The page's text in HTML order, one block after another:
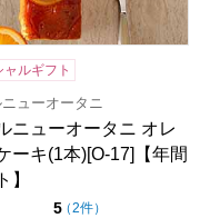
ャルギフト
ューオータニ
ニューオータニ オレ
ーキ(1本)[O-17]【年間
】
5点（5点満点中）
（2件の評価
）